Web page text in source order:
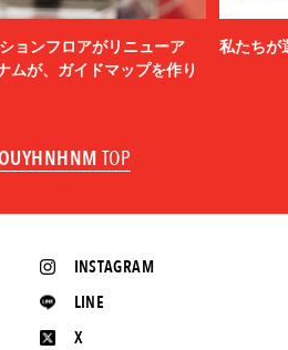
ョンフロアがリニューア
ムが、ガイドマップを作り
私たちが
TOP
INSTAGRAM
LINE
X